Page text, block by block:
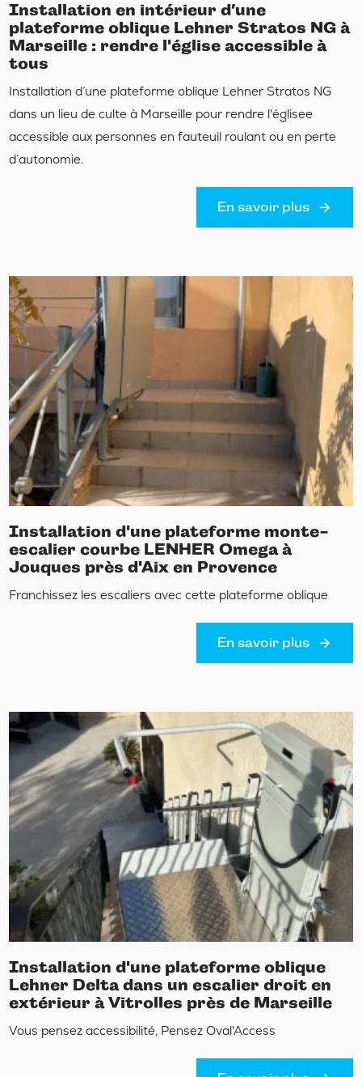
Installation en intérieur d’une
plateforme oblique Lehner Stratos NG à
Marseille : rendre l'église accessible à
tous
Installation d’une plateforme oblique Lehner Stratos NG
dans un lieu de culte à Marseille pour rendre l'églisee
accessible aux personnes en fauteuil roulant ou en perte
d’autonomie.
En savoir plus
Installation d'une plateforme monte-
escalier courbe LENHER Omega à
Jouques près d'Aix en Provence
Franchissez les escaliers avec cette plateforme oblique
En savoir plus
Installation d'une plateforme oblique
Lehner Delta dans un escalier droit en
extérieur à Vitrolles près de Marseille
Vous pensez accessibilité, Pensez Oval'Access